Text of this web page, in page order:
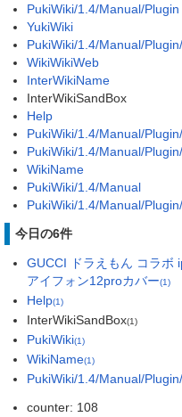
PukiWiki/1.4/Manual/Plugin
YukiWiki
PukiWiki/1.4/Manual/
WikiWikiWeb
InterWikiName
InterWikiSandBox
Help
PukiWiki/1.4/Manual/
PukiWiki/1.4/Manual/
WikiName
PukiWiki/1.4/Manual
PukiWiki/1.4/Manual/
今日の6件
GUCCI ドラえもん コラボ
アイフォン12proカバー(1)
Help(1)
InterWikiSandBox(1)
PukiWiki(1)
WikiName(1)
PukiWiki/1.4/Manual/
counter: 108